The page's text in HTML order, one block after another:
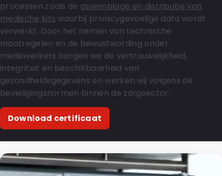
processen zoals de assemblage en distributie van
medische kits waarbij privacygevoelige data wordt
verwerkt. Door het nemen van technische
maatregelen en de bewustwording onder
medewerkers borgen we de vertrouwelijkheid,
integriteit en beschikbaarheid van
gezondheidsgegevens en werken wij volgens de
beveiligingsnormen binnen de zorgsector.
Download certificaat